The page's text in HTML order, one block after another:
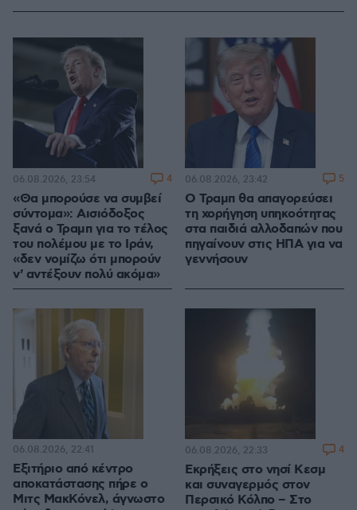
«Θα μπορούσε να συμβεί
σύντομα»: Αισιόδοξος
ξανά ο Τραμπ για το τέλος
του πολέμου με το Ιράν,
«δεν νομίζω ότι μπορούν
ν' αντέξουν πολύ ακόμα»
06.08.2026, 23:54 4
Ο Τραμπ θα απαγορεύσει
τη χορήγηση υπηκοότητας
στα παιδιά αλλοδαπών που
πηγαίνουν στις ΗΠΑ για να
γεννήσουν
06.08.2026, 23:42 5
Εξιτήριο από κέντρο
αποκατάστασης πήρε ο
Μιτς ΜακΚόνελ, άγνωστο
06.08.2026, 22:41
Εκρήξεις στο νησί Κεσμ
και συναγερμός στον
Περσικό Κόλπο – Στο
06.08.2026, 22:33 4